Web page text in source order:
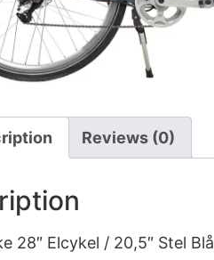
Reviews (0)
28″ Elcykel / 20,5″ Stel Blå